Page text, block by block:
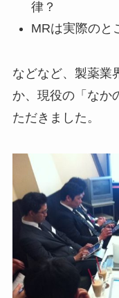
律？
MRは実際のと
などなど、製薬業
か、現役の「なか
ただきました。